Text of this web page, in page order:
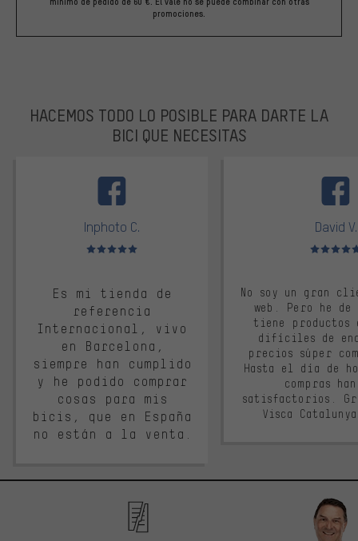
promociones.
HACEMOS TODO LO POSIBLE PARA DARTE LA
BICI QUE NECESITAS
Inphoto C.
Valoración media: 5 de 5
Es mi tienda de
referencia
Internacional, vivo
en Barcelona,
siempre han cumplido
y he podido comprar
cosas para mis
bicis, que en España
no están a la venta.
David V.
Valoración
No soy un gran
web. Pero he
tiene productos
difíciles de
precios súper
Hasta el día de
compras
satisfactorios.
Visca